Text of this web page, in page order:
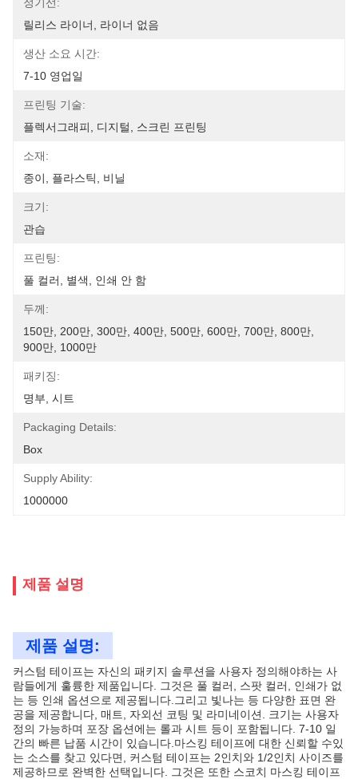
릴리스 라이너, 라이너 없음
생산 소요 시간:
7-10 영업일
프린팅 기술:
플렉서그래피, 디지털, 스크린 프린팅
소재:
종이, 플라스틱, 비닐
크기:
관습
프린팅:
풀 컬러, 별색, 인쇄 안 함
두께:
150만, 200만, 300만, 400만, 500만, 600만, 700만, 800만,
900만, 1000만
패키징:
명부, 시트
Packaging Details:
Box
Supply Ability:
1000000
제품 설명
제품 설명:
커스텀 테이프는 자신의 패키지 솔루션을 사용자 정의해야하는 사
람들에게 훌륭한 제품입니다. 그것은 풀 컬러, 스팟 컬러, 인쇄가 없
는 등 인쇄 옵션으로 제공됩니다.그리고 빛나는 등 다양한 표면 완
공을 제공합니다, 매트, 자외선 코팅 및 라미네이션. 크기는 사용자
정의 가능하며 포장 옵션에는 롤과 시트 등이 포함됩니다. 7-10 일
간의 빠른 납품 시간이 있습니다.마스킹 테이프에 대한 신뢰할 수있
는 소스를 찾고 있다면, 커스텀 테이프는 2인치와 1/2인치 사이즈를
제공하므로 완벽한 선택입니다. 그것은 또한 스코치 마스킹 테이프